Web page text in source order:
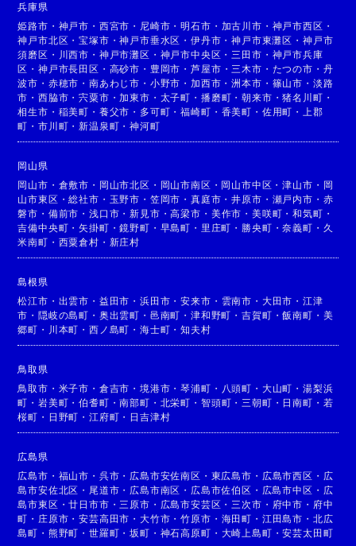
兵庫県
姫路市 ・ 神戸市 ・ 西宮市 ・ 尼崎市 ・明石市 ・ 加古川市 ・ 神戸市西区 ・
神戸市北区 ・宝塚市 ・神戸市垂水区 ・伊丹市 ・神戸市東灘区 ・ 神戸市
須磨区 ・ 川西市 ・ 神戸市灘区 ・ 神戸市中央区 ・ 三田市 ・ 神戸市兵庫
区 ・神戸市長田区 ・ 高砂市 ・ 豊岡市 ・芦屋市 ・ 三木市 ・ たつの市 ・ 丹
波市 ・ 赤穂市 ・南あわじ市 ・ 小野市 ・加西市 ・洲本市 ・ 篠山市 ・ 淡路
市 ・西脇市 ・宍粟市 ・加東市 ・ 太子町 ・ 播磨町 ・朝来市 ・猪名川町 ・
相生市 ・ 稲美町 ・ 養父市 ・ 多可町 ・福崎町 ・ 香美町 ・ 佐用町 ・
上郡
町 ・市川町 ・新温泉町 ・神河町
岡山県
岡山市 ・ 倉敷市 ・ 岡山市北区 ・ 岡山市南区 ・ 岡山市中区 ・津山市 ・ 岡
山市東区 ・総社市 ・ 玉野市 ・ 笠岡市 ・真庭市 ・井原市 ・ 瀬戸内市 ・ 赤
磐市 ・ 備前市 ・浅口市 ・新見市 ・高梁市 ・ 美作市 ・ 美咲町 ・和気町 ・
吉備中央町 ・矢掛町 ・鏡野町 ・ 早島町 ・ 里庄町 ・ 勝央町 ・奈義町 ・ 久
米南町 ・ 西粟倉村 ・ 新庄村
島根県
松江市 ・ 出雲市 ・ 益田市 ・浜田市 ・安来市 ・ 雲南市 ・ 大田市 ・ 江津
市 ・隠岐の島町 ・ 奥出雲町 ・ 邑南町 ・津和野町 ・吉賀町 ・飯南町 ・ 美
郷町 ・ 川本町 ・西ノ島町 ・海士町 ・知夫村
鳥取県
鳥取市 ・ 米子市 ・ 倉吉市 ・境港市 ・琴浦町 ・ 八頭町 ・ 大山町 ・ 湯梨浜
町 ・岩美町 ・伯耆町 ・南部町 ・ 北栄町 ・ 智頭町 ・ 三朝町 ・ 日南町 ・ 若
桜町 ・ 日野町 ・江府町 ・ 日吉津村
広島県
広島市 ・ 福山市 ・ 呉市 ・ 広島市安佐南区 ・ 東広島市 ・ 広島市西区 ・ 広
島市安佐北区 ・ 尾道市 ・ 広島市南区 ・ 広島市佐伯区 ・ 広島市中区 ・ 広
島市東区 ・廿日市市 ・ 三原市 ・ 広島市安芸区 ・ 三次市 ・ 府中市 ・ 府中
町 ・ 庄原市 ・安芸高田市 ・大竹市 ・竹原市 ・ 海田町 ・ 江田島市 ・ 北広
島町 ・ 熊野町 ・世羅町 ・坂町 ・ 神石高原町 ・ 大崎上島町 ・安芸太田町